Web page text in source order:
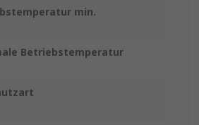
min.
Betriebstemperatur